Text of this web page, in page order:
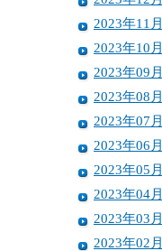
2023年11月
2023年10月
2023年09月
2023年08月
2023年07月
2023年06月
2023年05月
2023年04月
2023年03月
2023年02月